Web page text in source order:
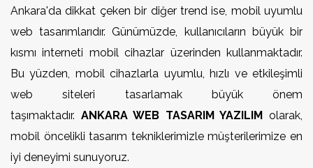
Ankara'da dikkat çeken bir diğer trend ise, mobil uyumlu
web tasarımlarıdır. Günümüzde, kullanıcıların büyük bir
kısmı interneti mobil cihazlar üzerinden kullanmaktadır.
Bu yüzden, mobil cihazlarla uyumlu, hızlı ve etkileşimli
web siteleri tasarlamak büyük önem
taşımaktadır. ANKARA WEB TASARIM YAZILIM olarak,
mobil öncelikli tasarım tekniklerimizle müşterilerimize en
iyi deneyimi sunuyoruz.